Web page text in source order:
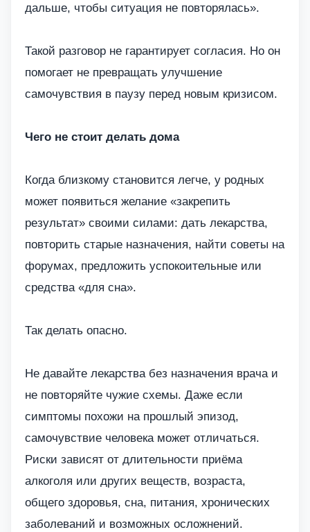
дальше, чтобы ситуация не повторялась».
Такой разговор не гарантирует согласия. Но он
помогает не превращать улучшение
самочувствия в паузу перед новым кризисом.
Чего не стоит делать дома
Когда близкому становится легче, у родных
может появиться желание «закрепить
результат» своими силами: дать лекарства,
повторить старые назначения, найти советы на
форумах, предложить успокоительные или
средства «для сна».
Так делать опасно.
Не давайте лекарства без назначения врача и
не повторяйте чужие схемы. Даже если
симптомы похожи на прошлый эпизод,
самочувствие человека может отличаться.
Риски зависят от длительности приёма
алкоголя или других веществ, возраста,
общего здоровья, сна, питания, хронических
заболеваний и возможных осложнений.